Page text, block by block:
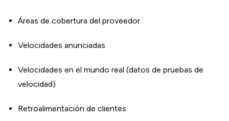
Áreas de cobertura del proveedor
Velocidades anunciadas
Velocidades en el mundo real (datos de pruebas de
velocidad)
Retroalimentación de clientes